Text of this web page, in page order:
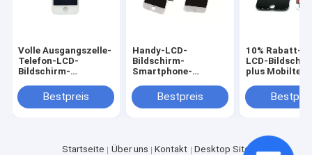
Volle Ausgangszelle-
Telefon-LCD-
Bildschirm-
Bildschirm-Anzeige
für iPhone 4 4s
Bestpreis
Handy-LCD-
Bildschirm-
Smartphone-
Soem-Weiß iPhone 8
HD materielles
Bestpreis
10% Rabatt-
LCD-
plus
Startseite Über uns Kontakt Desktop Site